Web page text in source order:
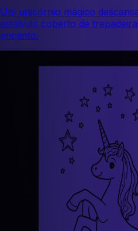
Um unicórnio mágico
estábulo coberto de
encanto.